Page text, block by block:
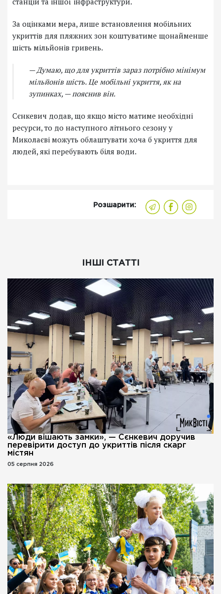
За оцінками мера, лише встановлення мобільних
укриттів для пляжних зон коштуватиме щонайменше
шість мільйонів гривень.
— Думаю, що для укриттів зараз потрібно мінімум
мільйонів шість. Це мобільні укриття, як на
зупинках, — пояснив він.
Сєнкевич додав, що якщо місто матиме необхідні
ресурси, то до наступного літнього сезону у
Миколаєві можуть облаштувати хоча б укриття для
людей, які перебувають біля води.
Розшарити:
ІНШІ СТАТТІ
«Люди вішають замки», — Сєнкевич доручив
перевірити доступ до укриттів після скарг
містян
05 серпня 2026